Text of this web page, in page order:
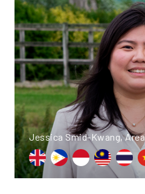
Jessica Smid-Kwang,